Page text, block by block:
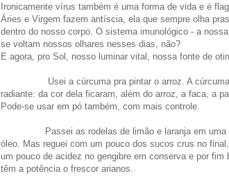
Ironicamente vírus também é uma forma de vida e é
Áries e Virgem fazem antíscia, ela que sempre olha
dentro do nosso corpo. O sistema imunológico - a
se voltam nossos olhares nesses dias, não?
E agora, pro Sol, nosso luminar vital, nossa fonte de
Usei a cúrcuma pra pintar o arroz. A cúrcuma
radiante: da cor dela ficaram, além do arroz, a faca, a
Pode-se usar em pó também, com mais controle.
Passei as rodelas de limão e laranja em uma
óleo. Mas reguei com um pouco dos sucos crus no
um pouco de acidez no gengibre em conserva e por fim
têm a potência o frescor arianos.